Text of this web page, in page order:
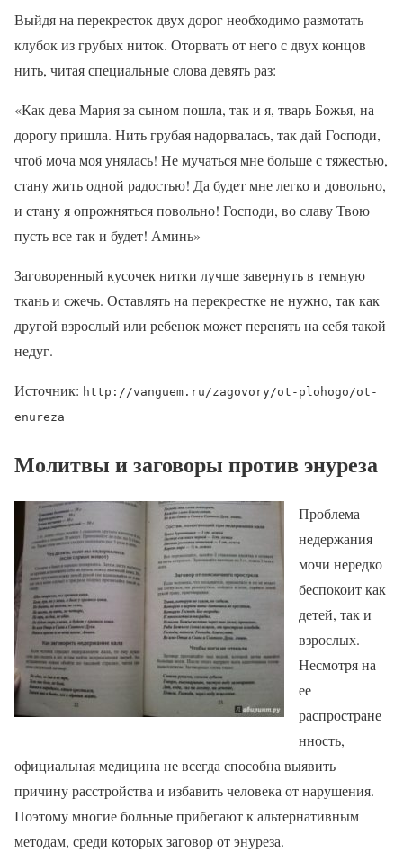
Выйдя на перекресток двух дорог необходимо размотать
клубок из грубых ниток. Оторвать от него с двух концов
нить, читая специальные слова девять раз:
«Как дева Мария за сыном пошла, так и я, тварь Божья, на
дорогу пришла. Нить грубая надорвалась, так дай Господи,
чтоб моча моя унялась! Не мучаться мне больше с тяжестью,
стану жить одной радостью! Да будет мне легко и довольно,
и стану я опрожняться повольно! Господи, во славу Твою
пусть все так и будет! Аминь»
Заговоренный кусочек нитки лучше завернуть в темную
ткань и сжечь. Оставлять на перекрестке не нужно, так как
другой взрослый или ребенок может перенять на себя такой
недуг.
Источник: http://vanguem.ru/zagovory/ot-plohogo/ot-
enureza
Молитвы и заговоры против энуреза
Проблема
недержания
мочи нередко
беспокоит как
детей, так и
взрослых.
Несмотря на
ее
распростране
нность,
официальная медицина не всегда способна выявить
причину расстройства и избавить человека от нарушения.
Поэтому многие больные прибегают к альтернативным
методам, среди которых заговор от энуреза.